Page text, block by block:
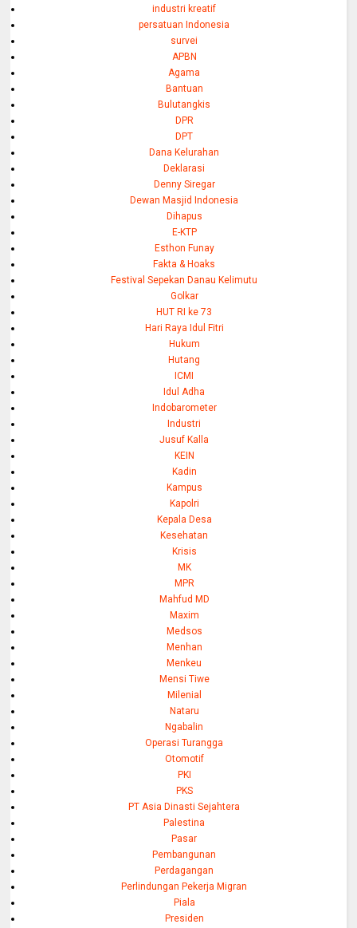
industri kreatif
persatuan Indonesia
survei
APBN
Agama
Bantuan
Bulutangkis
DPR
DPT
Dana Kelurahan
Deklarasi
Denny Siregar
Dewan Masjid Indonesia
Dihapus
E-KTP
Esthon Funay
Fakta & Hoaks
Festival Sepekan Danau Kelimutu
Golkar
HUT RI ke 73
Hari Raya Idul Fitri
Hukum
Hutang
ICMI
Idul Adha
Indobarometer
Industri
Jusuf Kalla
KEIN
Kadin
Kampus
Kapolri
Kepala Desa
Kesehatan
Krisis
MK
MPR
Mahfud MD
Maxim
Medsos
Menhan
Menkeu
Mensi Tiwe
Milenial
Nataru
Ngabalin
Operasi Turangga
Otomotif
PKI
PKS
PT Asia Dinasti Sejahtera
Palestina
Pasar
Pembangunan
Perdagangan
Perlindungan Pekerja Migran
Piala
Presiden